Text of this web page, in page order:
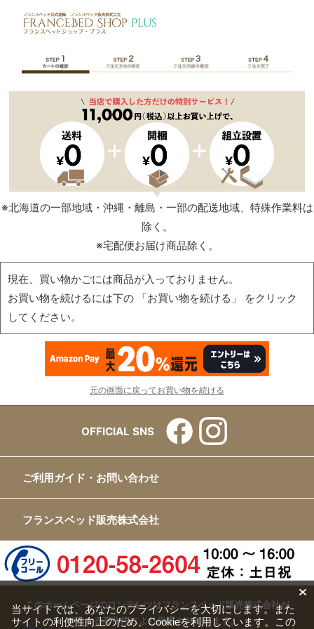
※北海道の一部地域・沖縄・離島・一部の配送地域、特殊作業料は
除く。
※宅配便お届け商品除く。
現在、買い物かごには商品が入っておりません。
お買い物を続けるには下の 「お買い物を続ける」 をクリック
してください。
元の画面に戻ってお買い物を続ける
OFFICIAL SNS
ご利用ガイド・お問い合わせ
フランスベッド販売株式会社
このホームページのコンテンツはフランスベッド販売株式会社が
有する著作権により保護されています。
当サイトでは、あなたのプライバシーを大切にします。また
サイトの利便性向上のため、Cookieを利用しています。この